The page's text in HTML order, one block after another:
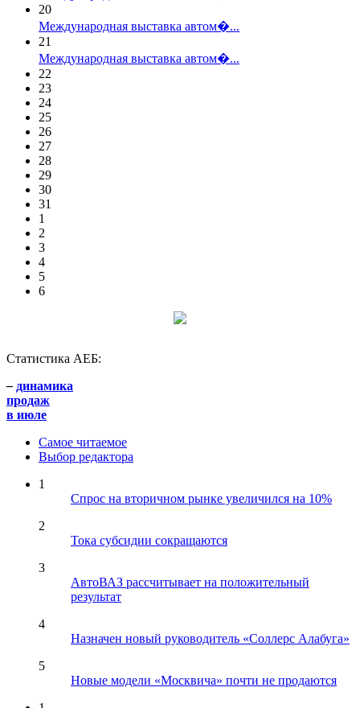
20
Международная выставка автом�...
21
Международная выставка автом�...
22
23
24
25
26
27
28
29
30
31
1
2
3
4
5
6
Статистика АЕБ:
– динамика
продаж
в июле
Самое читаемое
Выбор редактора
1
Спрос на вторичном рынке увеличился на 10%
2
Тока субсидии сокращаются
3
АвтоВАЗ рассчитывает на положительный
результат
4
Назначен новый руководитель «Соллерс Алабуга»
5
Новые модели «Москвича» почти не продаются